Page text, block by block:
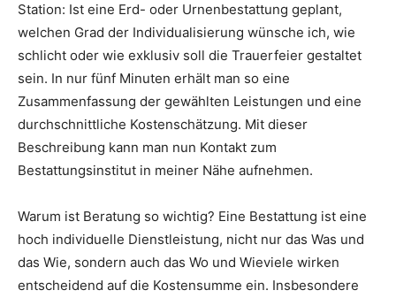
Station: Ist eine Erd- oder Urnenbestattung geplant,
welchen Grad der Individualisierung wünsche ich, wie
schlicht oder wie exklusiv soll die Trauerfeier gestaltet
sein. In nur fünf Minuten erhält man so eine
Zusammenfassung der gewählten Leistungen und eine
durchschnittliche Kostenschätzung. Mit dieser
Beschreibung kann man nun Kontakt zum
Bestattungsinstitut in meiner Nähe aufnehmen.
Warum ist Beratung so wichtig? Eine Bestattung ist eine
hoch individuelle Dienstleistung, nicht nur das Was und
das Wie, sondern auch das Wo und Wieviele wirken
entscheidend auf die Kostensumme ein. Insbesondere